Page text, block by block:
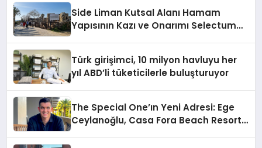
Side Liman Kutsal Alanı Hamam
Yapısının Kazı ve Onarımı Selectum
Türk girişimci, 10 milyon havluyu her
yıl ABD’li tüketicilerle buluşturuyor
The Special One’ın Yeni Adresi: Ege
Ceylanoğlu, Casa Fora Beach Resort